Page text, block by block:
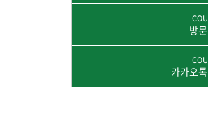
방
카카오